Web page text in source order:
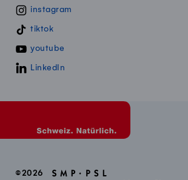
instagram
tiktok
youtube
LinkedIn
©2026